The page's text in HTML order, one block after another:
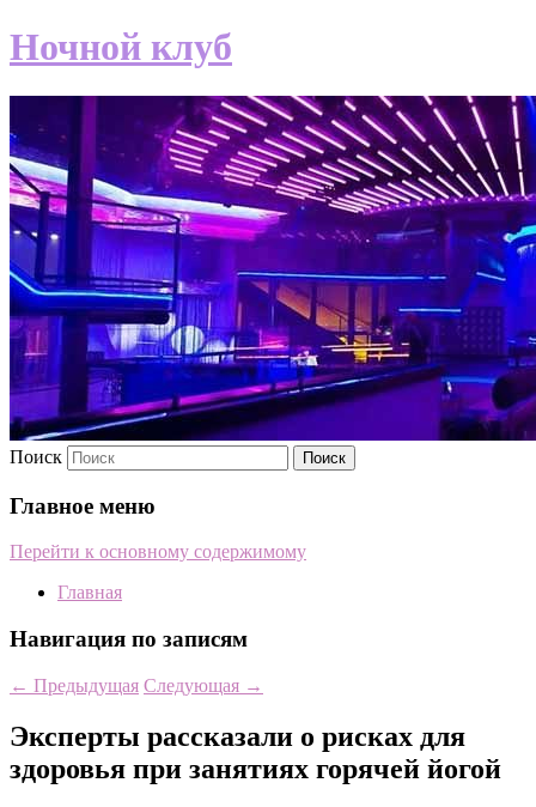
Ночной клуб
Поиск
Главное меню
Перейти к основному содержимому
Главная
Навигация по записям
← Предыдущая Следующая →
Эксперты рассказали о рисках для
здоровья при занятиях горячей йогой